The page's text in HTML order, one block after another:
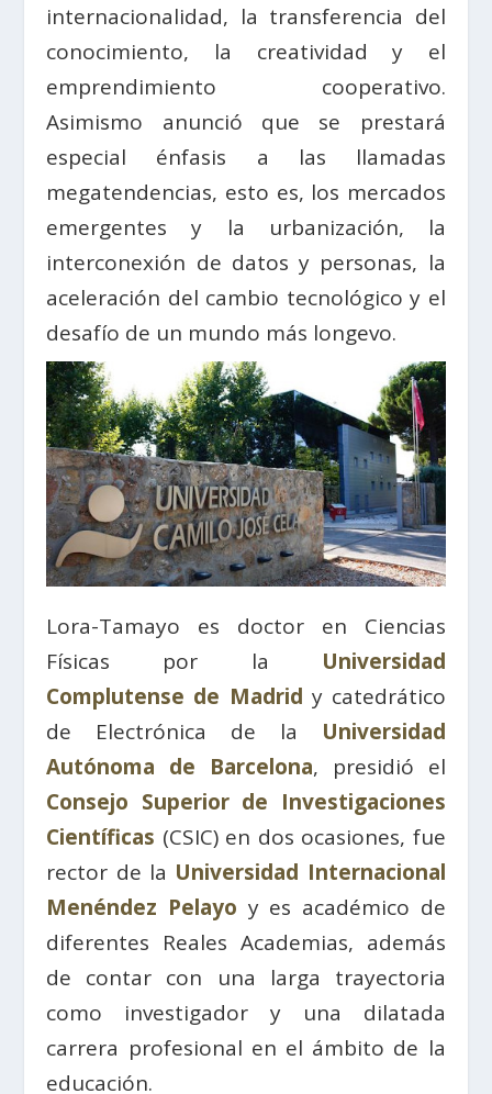
internacionalidad, la transferencia del
conocimiento, la creatividad y el
emprendimiento cooperativo.
Asimismo anunció que se prestará
especial énfasis a las llamadas
megatendencias, esto es, los mercados
emergentes y la urbanización, la
interconexión de datos y personas, la
aceleración del cambio tecnológico y el
desafío de un mundo más longevo.
Lora-Tamayo es doctor en Ciencias
Físicas por la Universidad
Complutense de Madrid y catedrático
de Electrónica de la Universidad
Autónoma de Barcelona, presidió el
Consejo Superior de Investigaciones
Científicas (CSIC) en dos ocasiones, fue
rector de la Universidad Internacional
Menéndez Pelayo y es académico de
diferentes Reales Academias, además
de contar con una larga trayectoria
como investigador y una dilatada
carrera profesional en el ámbito de la
educación.